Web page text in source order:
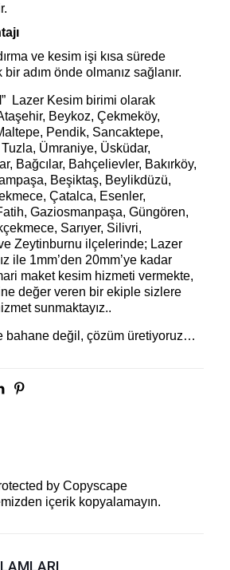
ve kesim işi kısa sürede
bir adım önde olmanız sağlanır.
” Lazer Kesim birimi olarak
Beykoz, Çekmeköy,
Pendik, Sancaktepe,
Ümraniye, Üsküdar,
Bağcılar, Bahçelievler, Bakırköy,
Beşiktaş, Beylikdüzü,
Çatalca, Esenler,
Gaziosmanpaşa, Güngören,
Sarıyer, Silivri,
Zeytinburnu ilçelerinde; Lazer
ile 1mm’den 20mm’ye kadar
maket kesim hizmeti vermekte,
değer veren bir ekiple sizlere
sunmaktayız..
bahane değil, çözüm üretiyoruz…
içerik kopyalamayın.